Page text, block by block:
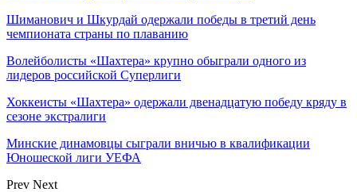
Шиманович и Шкурдай одержали победы в третий день
чемпионата страны по плаванию
Волейболисты «Шахтера» крупно обыграли одного из
лидеров российской Суперлиги
Хоккеисты «Шахтера» одержали двенадцатую победу кряду в
сезоне экстралиги
Минские динамовцы сыграли вничью в квалификации
Юношеской лиги УЕФА
Prev Next